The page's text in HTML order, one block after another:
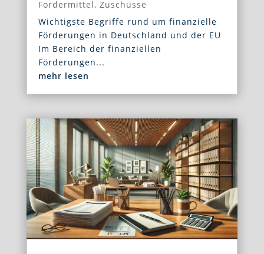
Fördermittel, Zuschüsse
Wichtigste Begriffe rund um finanzielle
Förderungen in Deutschland und der EU
Im Bereich der finanziellen
Förderungen...
mehr lesen